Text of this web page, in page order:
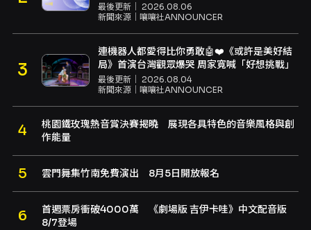
最後更新｜ 2026.08.06
新聞來源｜ 嚷嚷社ANNOUNCER
連機器人都愛得比你勇敢🤖❤️《或許是美好結
局》首演台灣觀眾爆哭 周家寬喊「好想挑戰」
最後更新｜ 2026.08.04
新聞來源｜ 嚷嚷社ANNOUNCER
桃園鐵玫瑰熱音賞決賽揭曉 展現各具特色的音樂風格與創
作能量
雲門舞集竹南免費演出 8月5日開放報名
首週票房衝破4000萬 《劇場版 吉伊卡哇》中文配音版
8/7登場